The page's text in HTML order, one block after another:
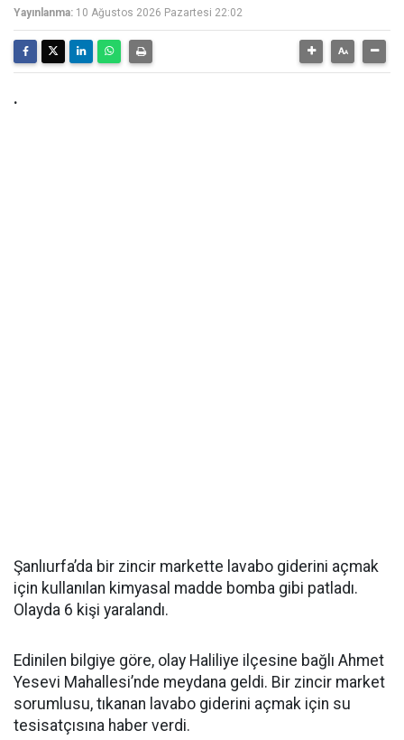
Yayınlanma: 10 Ağustos 2026 Pazartesi 22:02
.
Şanlıurfa’da bir zincir markette lavabo giderini açmak
için kullanılan kimyasal madde bomba gibi patladı.
Olayda 6 kişi yaralandı.
Edinilen bilgiye göre, olay Haliliye ilçesine bağlı Ahmet
Yesevi Mahallesi’nde meydana geldi. Bir zincir market
sorumlusu, tıkanan lavabo giderini açmak için su
tesisatçısına haber verdi.